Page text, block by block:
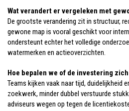
Wat verandert er vergeleken met
De grootste verandering zit in structuur,
gewone map is vooral geschikt voor
ondersteunt echter het volledige
watermerken en actieoverzichten.
Hoe bepalen we of de investering
Teams kijken vaak naar tijd, duidelijkheid
zoekwerk, minder dubbel verstuurde
adviseurs wegen op tegen de